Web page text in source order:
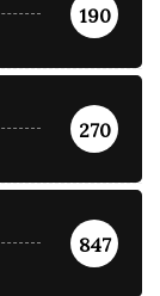
190
270
847